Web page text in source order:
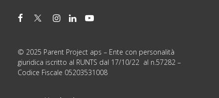
© 2025 Parent Project aps – Ente con personalità
giuridica iscritto al RUNTS dal 17/10/22 al n.57282 –
Codice Fiscale 05203531008